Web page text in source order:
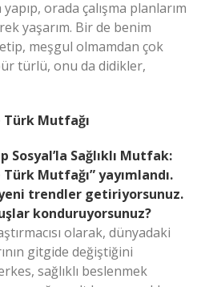
orada çalışma planlarım
yaşarım. Bir de benim
meşgul olmamdan çok
türlü, onu da didikler,
Türk Mutfağı
Sosyal’la Sağlıklı Mutfak:
Mutfağı” yayımlandı.
trendler getiriyorsunuz.
konduruyorsunuz?
olarak, dünyadaki
gitgide değiştiğini
sağlıklı beslenmek